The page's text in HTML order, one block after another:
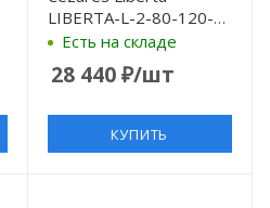
LIBERTA-L-2-80-120-
GR-Cr 80 см, профиль
хром, стекло
графитовое
Есть на складе
28 440₽/шт
КУПИТЬ